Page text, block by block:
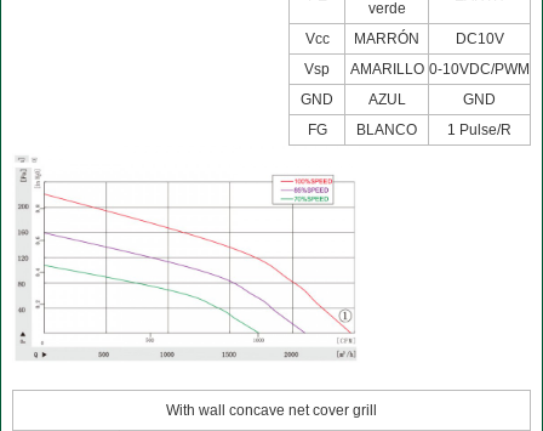
verde
Vcc MARRÓN
DC10V
Vsp
AMARILLO 0-10VDC/PWM
GND
AZUL
GND
FG
BLANCO 1 Pulse/R
With wall concave net cover grill